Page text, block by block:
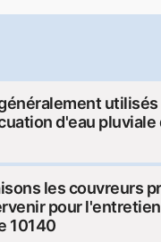
d'eau pluviale
les couvreurs
pour
10140